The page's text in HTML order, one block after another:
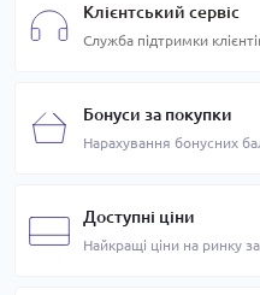
Клієнтський сервіс
Служба підтримки
Бонуси за покупки
Нарахування бонусних
Доступні ціни
Найкращі ціни на ринку